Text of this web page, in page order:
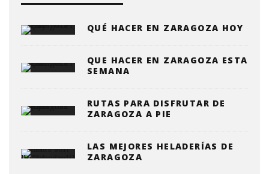
QUÉ HACER EN ZARAGOZA HOY
QUE HACER EN ZARAGOZA ESTA
SEMANA
RUTAS PARA DISFRUTAR DE
ZARAGOZA A PIE
LAS MEJORES HELADERÍAS DE
ZARAGOZA